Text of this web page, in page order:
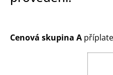
Cenová skupina A